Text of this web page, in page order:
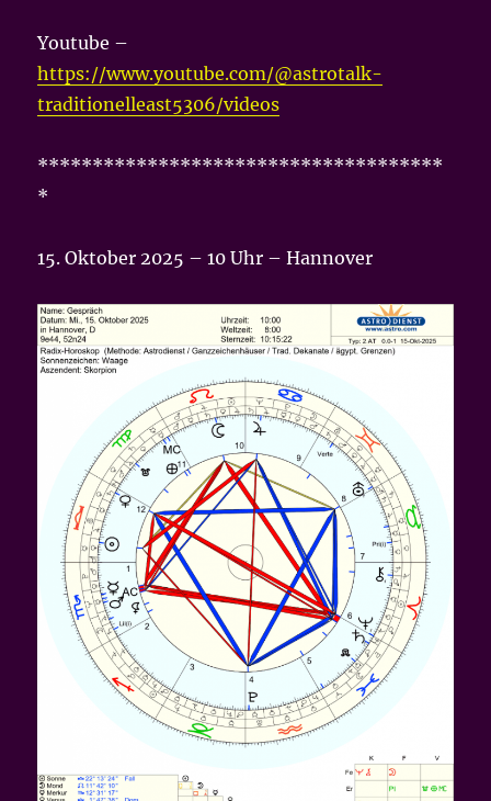
Youtube –
https://www.youtube.com/@astrotalk-
traditionelleast5306/videos
*************************************
*
15. Oktober 2025 – 10 Uhr – Hannover